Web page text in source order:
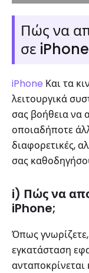
Πώς να
σε
iPhone Και τα
λειτουργικά
σας βοήθεια να
οποιαδήποτε
διαφορετικές,
σας
i) Πώς να
iPhone;
Όπως
εγκατάσταση
ανταποκρίνεται